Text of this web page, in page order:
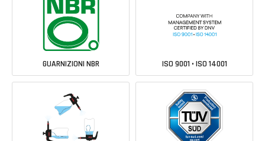
GUARNIZIONI NBR ISO 9001 • ISO 14001